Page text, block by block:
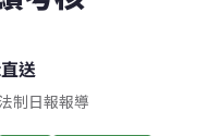
送
制日報報導